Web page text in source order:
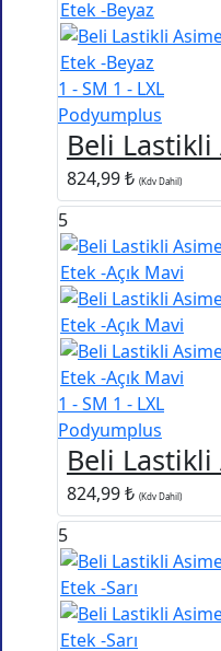
1 - SM 1 - LXL
Podyumplus
824,99 ₺ (Kdv Dahil)
5
1 - SM 1 - LXL
Podyumplus
824,99 ₺ (Kdv Dahil)
5